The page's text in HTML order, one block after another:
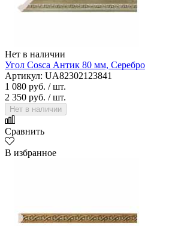
Нет в наличии
Угол Cosca Антик 80 мм, Серебро
Артикул: UA82302123841
1 080 руб. / шт.
2 350 руб. / шт.
Нет в наличии
Сравнить
В избранное